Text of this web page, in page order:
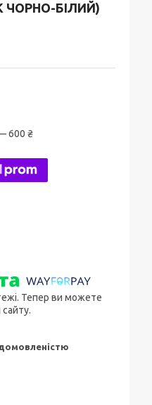
ЧОРНО-БІЛИЙ)
600 ₴
Тепер ви можете